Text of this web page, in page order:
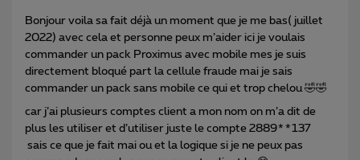
Bonjour voila sa fait déjà un moment que je me bas( juillet
2022) avec cela et personne peux m’aider ici je voulais
commander un pack Proximus avec mobile mes je suis
directement bloqué part la cellule fraude mai je sais
commander un pack sans mobile ce qui et trop chelou 🤣🤣
car j’ai plusieurs comptes client a mon nom on m’a dit de
plus les utiliser et d’utiliser juste le compte 2889**137
sais ce que je fait mai ou et la logique si je ne peux pas